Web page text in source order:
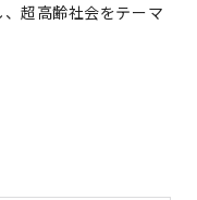
超高齢社会をテーマ